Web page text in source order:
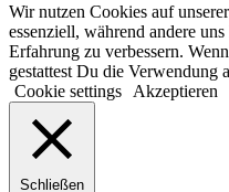
Wir nutzen Cookies auf
essenziell, während andere
Erfahrung zu verbessern.
gestattest Du die Verwendung
Cookie settings
Akzeptieren
Schließen